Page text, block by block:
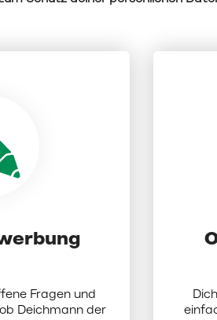
Fragen und
Deichmann der